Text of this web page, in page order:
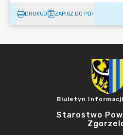
DRUKUJ ZAPISZ DO PDF
Biuletyn
Starostwo